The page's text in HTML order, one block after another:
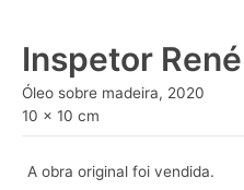
Inspetor René
Óleo sobre madeira, 2020
10 x 10 cm
A obra original foi vendida.